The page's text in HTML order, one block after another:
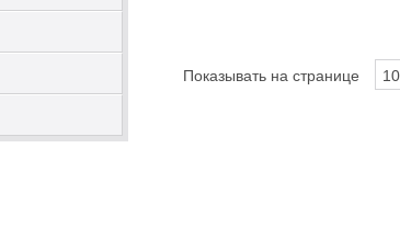
Показывать на странице 10